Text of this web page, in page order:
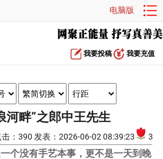
电脑版
我要投稿 我要充值
河畔”之郎中王先生
击：390 发表：2026-06-02 08:39:23 3
个没有手艺本事，更不是一天到晚